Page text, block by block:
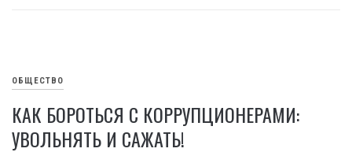
ОБЩЕСТВО
КАК БОРОТЬСЯ С КОРРУПЦИОНЕРАМИ:
УВОЛЬНЯТЬ И САЖАТЬ!